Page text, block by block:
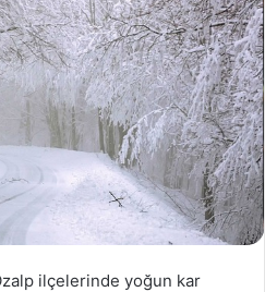
ilçelerinde yoğun kar